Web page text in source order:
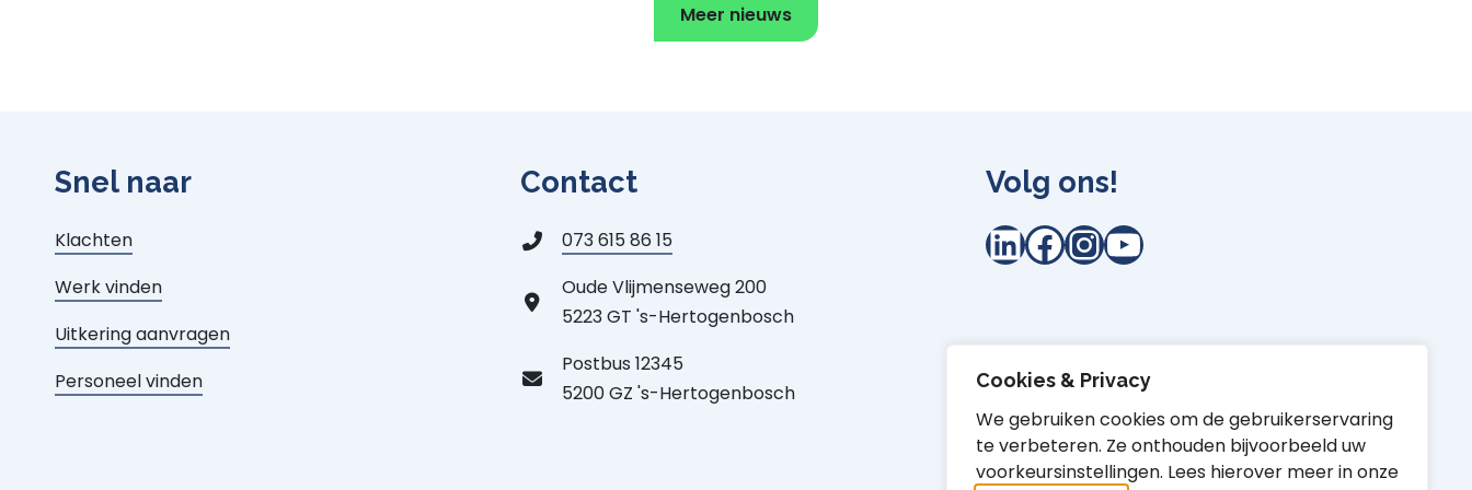
Cookies & Privacy
We gebruiken cookies om de gebruikerservaring
te verbeteren. Ze onthouden bijvoorbeeld uw
voorkeursinstellingen. Lees hierover meer in onze
Meer nieuws
Snel naar
Klachten
Werk vinden
Uitkering aanvragen
Personeel vinden
Contact
073 615 86 15
Oude Vlijmenseweg 200
5223 GT 's-Hertogenbosch
Postbus 12345
5200 GZ 's-Hertogenbosch
Volg ons!
LinkedIn
Facebook
Instagram
YouTube